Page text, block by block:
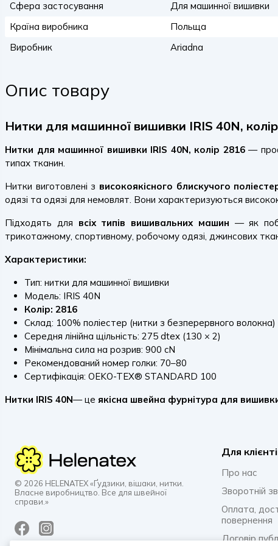
Сфера застосування
Для машинної вишивки
Країна виробника
Польща
Виробник
Ariadna
Опис товару
Нитки для машинної вишивки IRIS 40N,
Нитки для машинної вишивки IRIS 40N, колір 2816—
типах тканин.
Нитки виготовлені з високоякісного блискучого
одязі та одязі для немовлят. Вони характеризуються
Підходять для всіх типів вишивальних машин — як
трикотажному, спортивному, робочому одязі, джинсових
Характеристики:
Тип: нитки для машинної вишивки
Модель: IRIS 40N
Колір: 2816
Склад: 100% поліестер (нитки з безперервного волокна)
Середня лінійна щільність: 275 dtex (130 × 2)
Мінімальна сила на розрив: 900 cN
Рекомендований номер голки: 70–80
Сертифікація: OEKO-TEX® STANDARD 100
Нитки IRIS 40N— це якісна швейна фурнітура для
Для
Про нас
Зворотній
Оплата,
повернення
Договір
© 2026 HELENATEX «Ґудзики, вішаки, нитки.
Власне виробництво. Все для швейної
справи.»